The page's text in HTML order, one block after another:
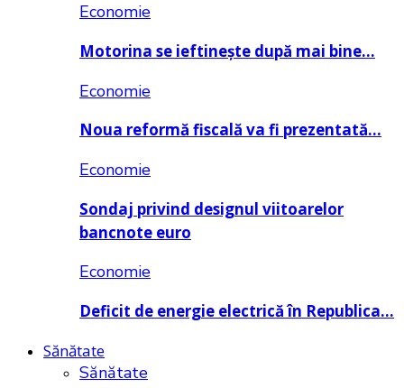
Economie
Motorina se ieftinește după mai bine…
Economie
Noua reformă fiscală va fi prezentată…
Economie
Sondaj privind designul viitoarelor
bancnote euro
Economie
Deficit de energie electrică în Republica…
Sănătate
Sănătate